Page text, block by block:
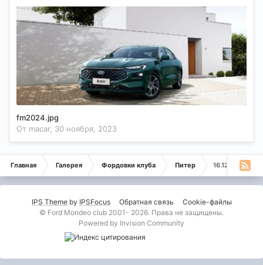
fm2024.jpg
От macar, 30 ноября, 2023
Главная Галерея Фордовки клуба Питер 16.12.2014
IPS Themeby IPSFocus Обратная связь
Cookie-файлы
© Ford Mondeo club 2001- 2026. Права не защищены.
Powered by Invision Community